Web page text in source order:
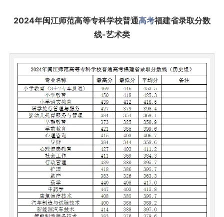
2024年闽江师范高等专科学校普通高考福建省录取分数
线-艺术类